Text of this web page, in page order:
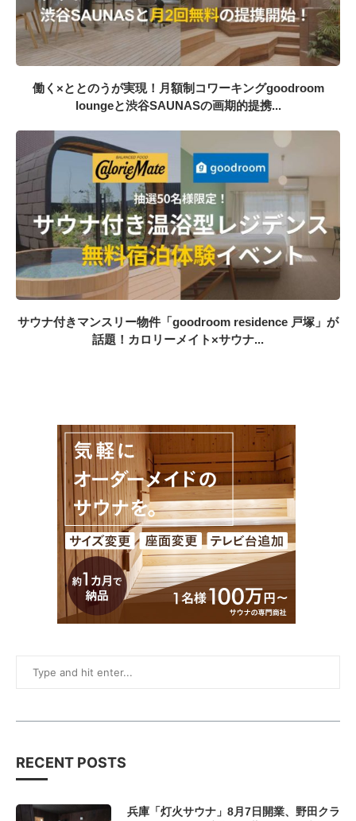
働く×ととのうが実現！月額制コワーキングgoodroom
loungeと渋谷SAUNASの画期的提携...
サウナ付きマンスリー物件「goodroom residence 戸塚」が
話題！カロリーメイト×サウナ...
RECENT POSTS
兵庫「灯火サウナ」8月7日開業、野田クラ